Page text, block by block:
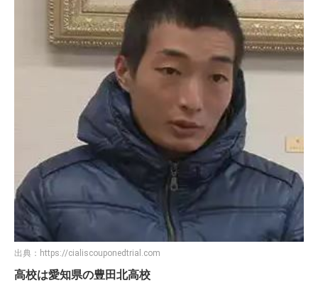
出典： https://cialiscouponedtrial.com
高校は愛知県の豊田北高校